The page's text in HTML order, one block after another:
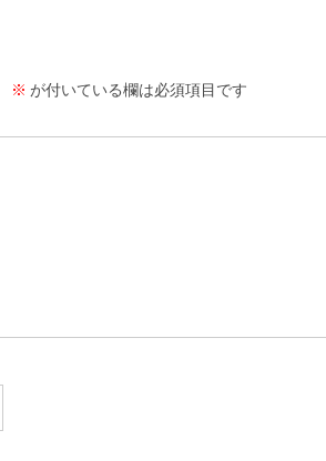
※ が付いている欄は必須項目です